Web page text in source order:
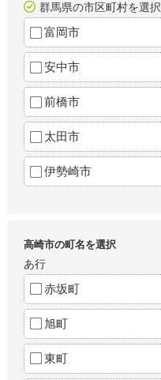
群馬県の市区町村を選択
富岡市
安中市
前橋市
太田市
伊勢崎市
高崎市の町名を選択
あ行
赤坂町
旭町
東町